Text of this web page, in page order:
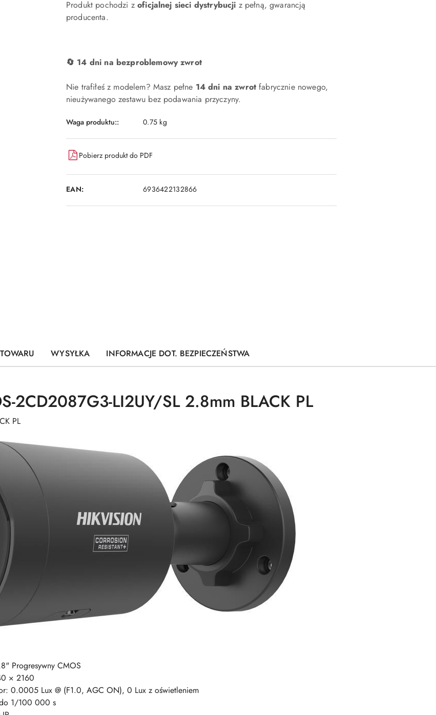
Produkt pochodzi zoficjalnej sieci dystrybucji z pełną, gwarancją
producenta.
🔄 14 dni na bezproblemowy zwrot
Nie trafiłeś z modelem? Masz pełne 14 dni na zwrot fabrycznie nowego,
nieużywanego zestawu bez podawania przyczyny.
Waga produktu:: 0.75 kg
Pobierz produkt do PDF
EAN: 6936422132866
WYSYŁKA INFORMACJE DOT. BEZPIECZEŃSTWA
2CD2087G3-LI2UY/SL 2.8mm BLACK PL
PL
Progresywny CMOS
× 2160
0.0005 Lux @ (F1.0, AGC ON), 0 Lux z oświetleniem
1/100 000 s